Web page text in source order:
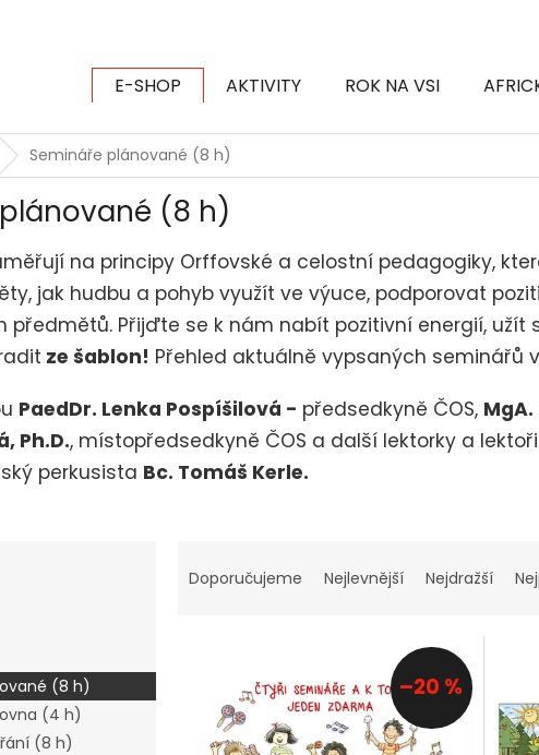
E-SHOP AKTIVITY ROK NA VSI
Semináře plánované (8 h)
(8 h)
na principy Orffovské a celostní pedagogiky,
jak hudbu a pohyb využít ve výuce, podporovat
předmětů. Přijďte se k nám nabít pozitivní energií, užít
ze šablon! Přehled aktuálně vypsaných seminářů v
PaedDr. Lenka Pospíšilová - předsedkyně ČOS,
Ph.D., místopředsedkyně ČOS a další lektorky a
perkusista Bc. Tomáš Kerle.
(8 h)
(4 h)
(8 h)
aDoporučujeme Nejlevnější Nejdražší
–20 %